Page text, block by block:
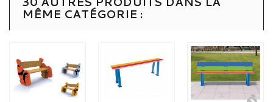
MÊME CATÉGORIE :